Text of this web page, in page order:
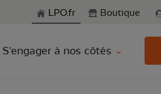
la rechercheLPO.fr Boutique
S'engager à nos côtés